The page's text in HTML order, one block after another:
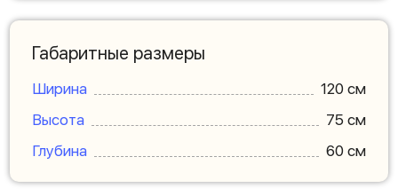
Габаритные размеры
Ширина
120 см
Высота
75 см
Глубина
60 см